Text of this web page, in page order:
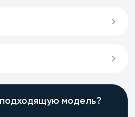
модель?